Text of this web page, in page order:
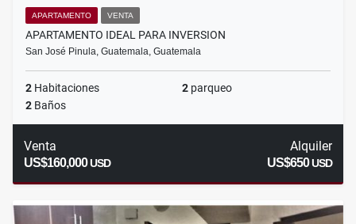
APARTAMENTO VENTA
APARTAMENTO IDEAL PARA INVERSION
San José Pinula, Guatemala, Guatemala
2 Habitaciones 2 parqueo
2 Baños
Venta
US$160,000USD
Alquiler
US$650USD